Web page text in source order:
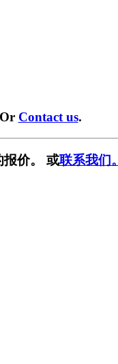
Contact us.
报价。 或联系我们。